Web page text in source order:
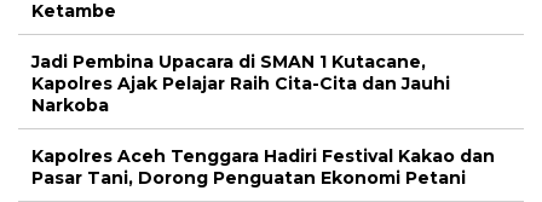
Ketambe
Jadi Pembina Upacara di SMAN 1 Kutacane,
Kapolres Ajak Pelajar Raih Cita-Cita dan Jauhi
Narkoba
Kapolres Aceh Tenggara Hadiri Festival Kakao dan
Pasar Tani, Dorong Penguatan Ekonomi Petani